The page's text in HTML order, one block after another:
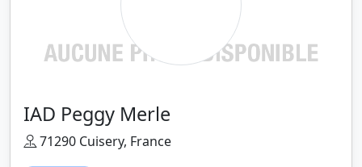
IAD Peggy Merle
71290 Cuisery, France